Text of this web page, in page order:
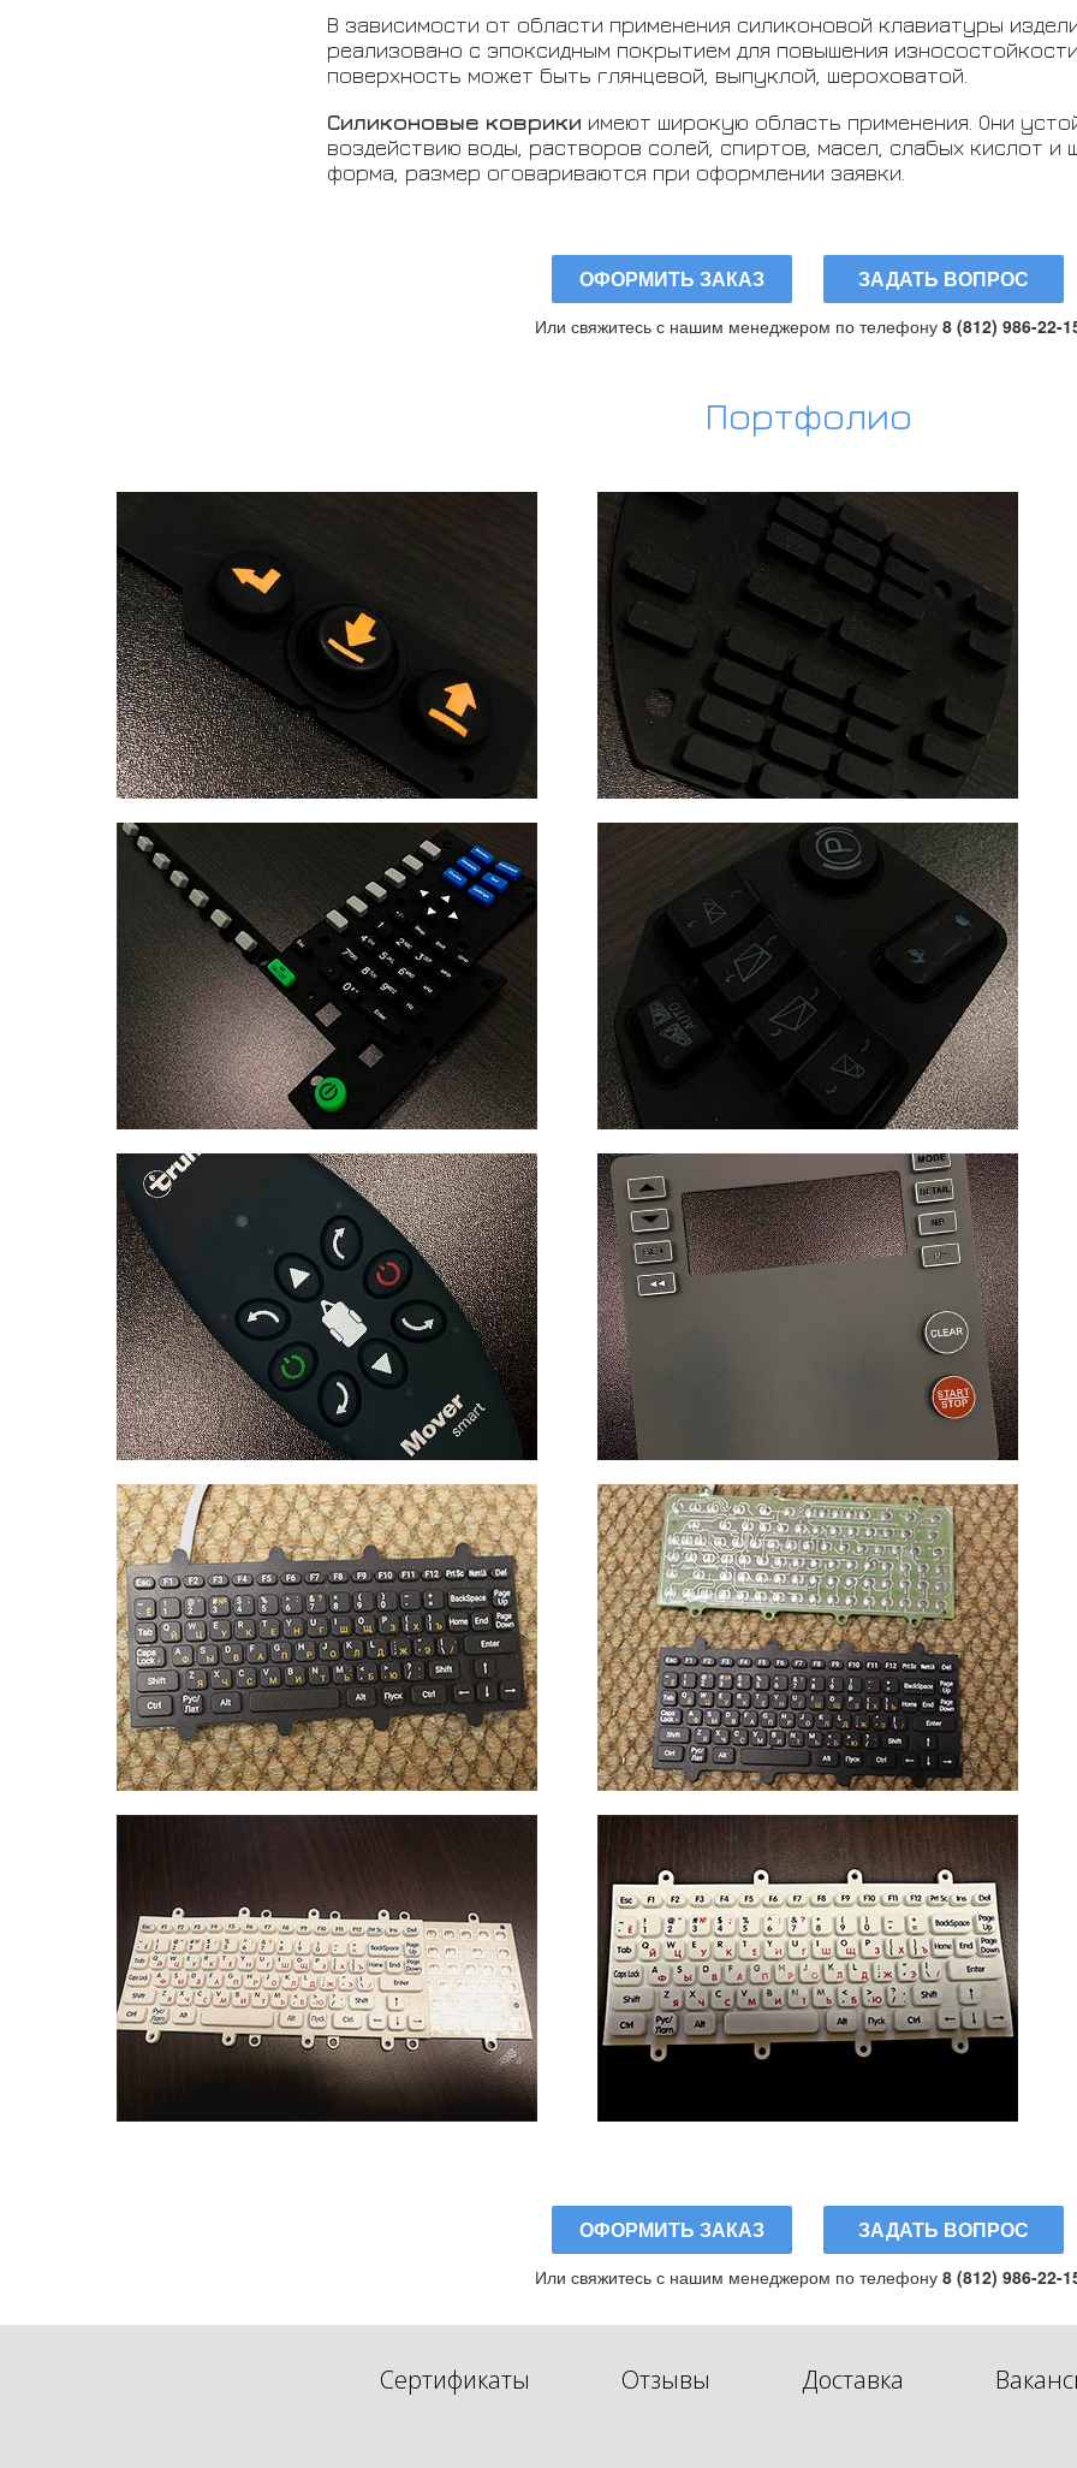
В зависимости от области применения силиконовой клавиатуры
реализовано с эпоксидным покрытием для повышения
поверхность может быть глянцевой, выпуклой, шероховатой.
Силиконовые коврики имеют широкую область применения. Они
воздействию воды, растворов солей, спиртов, масел, слабых кислот и
форма, размер оговариваются при оформлении заявки.
ОФОРМИТЬ ЗАКАЗ ЗАДАТЬ ВОПРОС
Или свяжитесь с нашим менеджером по телефону 8 (812) 986-22-
Портфолио
ОФОРМИТЬ ЗАКАЗ ЗАДАТЬ ВОПРОС
Или свяжитесь с нашим менеджером по телефону 8 (812) 986-22-
Доставка
Отзывы
Сертификаты